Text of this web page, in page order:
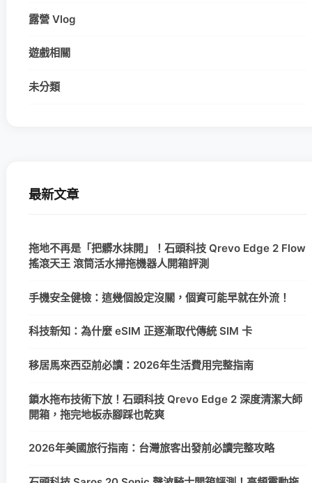
露營 Vlog
遊戲相關
未分類
最新文章
拖地不再是「把髒水抹開」！石頭科技 Qrevo Edge 2 Flow
搖滾天王 滾筒活水掃拖機器人開箱評測
手機安全健檢：這幾個設定沒關，個資可能早就在外流！
科技新知：為什麼 eSIM 正逐漸取代傳統 SIM 卡
移居馬來西亞前必讀：2026年生活費用完整指南
鎖水拖布技術下放！石頭科技 Qrevo Edge 2 深度清潔大師
開箱，拖完地板赤腳踩也乾爽
2026年美國旅行指南：台灣旅客出發前必讀完整攻略